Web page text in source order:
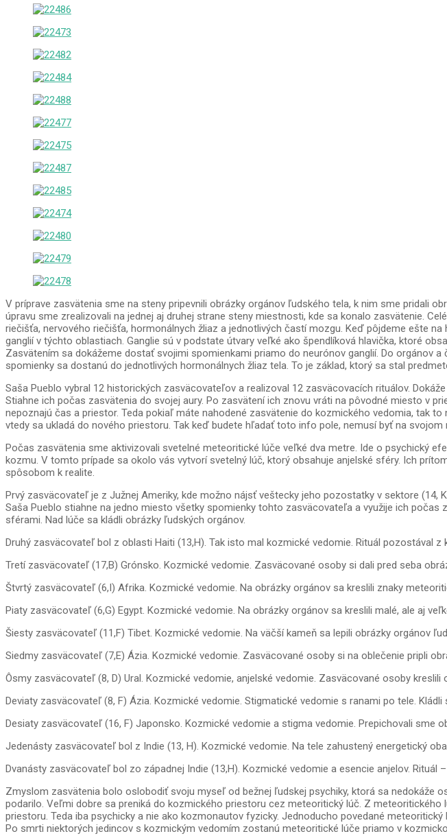
V príprave zasvätenia sme na steny pripevnili obrázky orgánov ľudského tela, k nim sme pridali
úpravu sme zrealizovali na jednej aj druhej strane steny miestnosti, kde sa konalo zasvätenie.
riečišťa, nervového riečišťa, hormonálnych žliaz a jednotlivých častí mozgu. Keď pôjdeme ešte
ganglií v týchto oblastiach. Ganglie sú v podstate útvary veľké ako špendlíková hlavička, ktoré
Zasvätením sa dokážeme dostať svojimi spomienkami priamo do neurónov ganglií. Do orgánov
spomienky sa dostanú do jednotlivých hormonálnych žliaz tela. To je základ, ktorý sa stal
Saša Pueblo vybral 12 historických zasväcovateľov a realizoval 12 zasväcovacích rituálov.
Stiahne ich počas zasvätenia do svojej aury. Po zasvätení ich znovu vráti na pôvodné miesto v
nepoznajú čas a priestor. Teda pokiaľ máte nahodené zasvätenie do kozmického vedomia, tak
vtedy sa ukladá do nového priestoru. Tak keď budete hľadať toto info pole, nemusí byť na svojom
Počas zasvätenia sme aktivizovali svetelné meteoritické lúče veľké dva metre. Ide o psychický
kozmu. V tomto prípade sa okolo vás vytvorí svetelný lúč, ktorý obsahuje anjelské sféry. Ich
spôsobom k realite.
Prvý zasväcovateľ je z Južnej Ameriky, kde možno nájsť veštecky jeho pozostatky v sektore
Saša Pueblo stiahne na jedno miesto všetky spomienky tohto zasväcovateľa a využije ich
sférami. Nad lúče sa kládli obrázky ľudských orgánov.
Druhý zasväcovateľ bol z oblasti Haiti (13,H). Tak isto mal kozmické vedomie. Rituál pozostával
Tretí zasväcovateľ (17,B) Grónsko. Kozmické vedomie. Zasväcované osoby si dali pred seba
Štvrtý zasväcovateľ (6,I) Afrika. Kozmické vedomie. Na obrázky orgánov sa kreslili znaky
Piaty zasväcovateľ (6,G) Egypt. Kozmické vedomie. Na obrázky orgánov sa kreslili malé, ale aj
Šiesty zasväcovateľ (11,F) Tibet. Kozmické vedomie. Na väčší kameň sa lepili obrázky orgánov
Siedmy zasväcovateľ (7,E) Ázia. Kozmické vedomie. Zasväcované osoby si na oblečenie pripli
Ôsmy zasväcovateľ (8, D) Ural. Kozmické vedomie, anjelské vedomie. Zasväcované osoby
Deviaty zasväcovateľ (8, F) Ázia. Kozmické vedomie. Stigmatické vedomie s ranami po tele.
Desiaty zasväcovateľ (16, F) Japonsko. Kozmické vedomie a stigma vedomie. Prepichovali sme
Jedenásty zasväcovateľ bol z Indie (13, H). Kozmické vedomie. Na tele zahustený energetický
Dvanásty zasväcovateľ bol zo západnej Indie (13,H). Kozmické vedomie a esencie anjelov.
Zmyslom zasvätenia bolo oslobodiť svoju myseľ od bežnej ľudskej psychiky, ktorá sa nedokáže
podarilo. Veľmi dobre sa preniká do kozmického priestoru cez meteoritický lúč. Z
priestoru. Teda iba psychicky a nie ako kozmonautov fyzicky. Jednoducho povedané
Po smrti niektorých jedincov s kozmickým vedomím zostanú meteoritické lúče priamo v